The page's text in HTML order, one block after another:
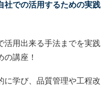
社での活用するための実践
活用出来る手法までを実践
講座！
に学び、品質管理や工程改